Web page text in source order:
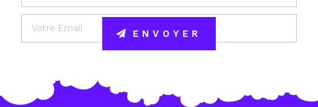
ENVOYER